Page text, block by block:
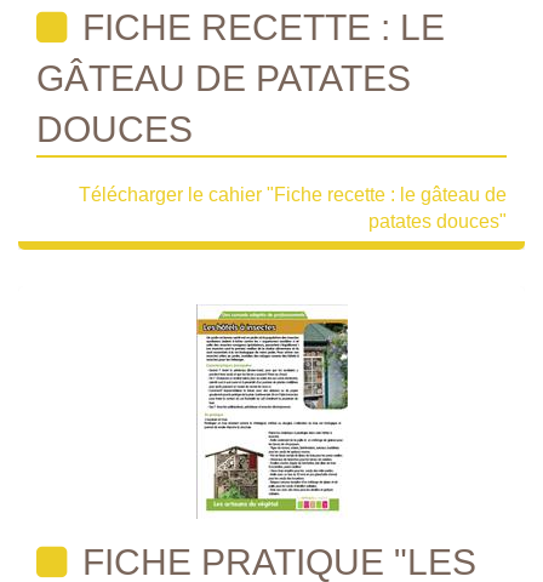
FICHE RECETTE : LE
GÂTEAU DE PATATES
DOUCES
Télécharger le cahier "Fiche recette : le gâteau de
patates douces"
FICHE PRATIQUE "LES